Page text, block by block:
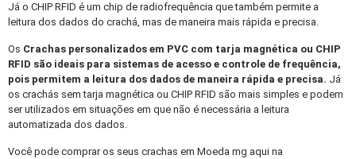
Já o CHIP RFID é um chip de radiofrequência que também permite a
leitura dos dados do crachá, mas de maneira mais rápida e precisa.
Os Crachas personalizados em PVC com tarja magnética ou CHIP
RFID são ideais para sistemas de acesso e controle de frequência,
pois permitem a leitura dos dados de maneira rápida e precisa. Já
os crachás sem tarja magnética ou CHIP RFID são mais simples e podem
ser utilizados em situações em que não é necessária a leitura
automatizada dos dados.
Você pode comprar os seus crachas em Moeda mg aqui na